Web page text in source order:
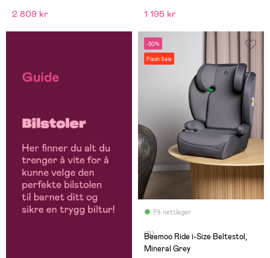
2 809 kr 1 195 kr
-30%
Flash Sale
På nettlager
(9)
Beemoo Ride i-Size Beltestol,
Mineral Grey